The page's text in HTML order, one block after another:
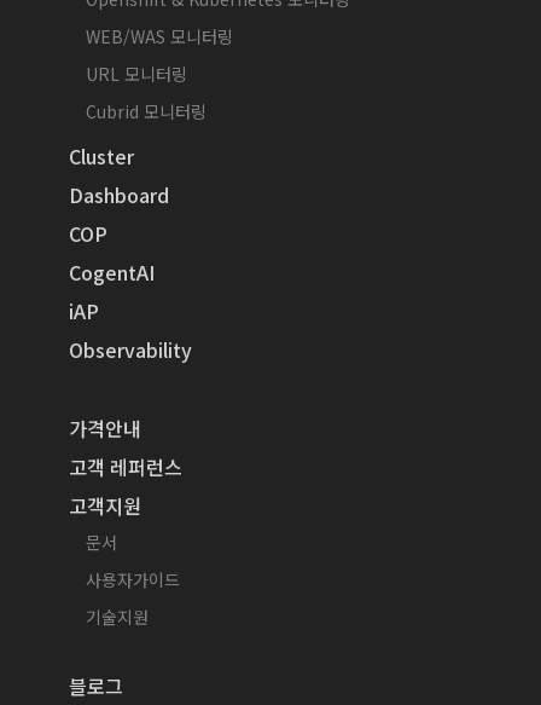
WEB/WAS 모니터링
URL 모니터링
Cubrid 모니터링
Cluster
Dashboard
COP
CogentAI
iAP
Observability
가격안내
고객 레퍼런스
고객지원
문서
사용자가이드
기술지원
블로그